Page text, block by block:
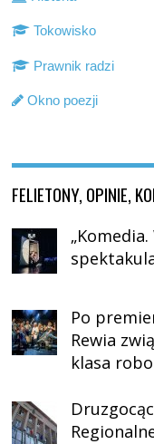
Tokowisko
Prawnik radzi
Okno poezji
FELIETONY, OPINIE,
Po
Rewia
klasa